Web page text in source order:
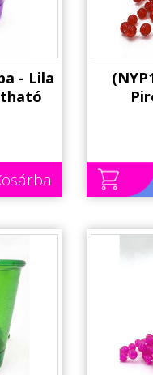
- Lila
-